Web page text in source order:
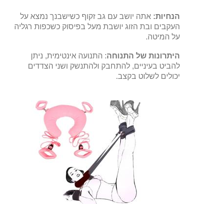
הנחיות: אתה יושב עם גב זקוף כשישבנך נמצא על
העקבים ובת הזוג יושבת מעל בפיסוק כשכפות רגליה
על המיטה.
היתרונות של התנוחה: התנועה אינטימית, ניתן
להביט בעיניים, להתחבק ולהתנשק ושני הצדדים
יכולים לשלוט בקצב.